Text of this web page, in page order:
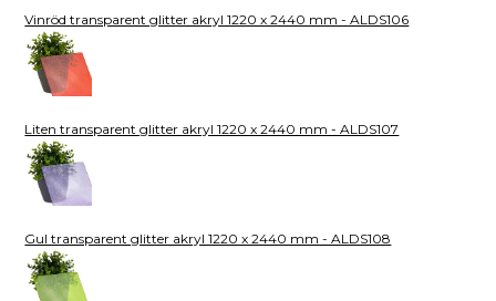
Vinröd transparent glitter akryl 1220 x 2440 mm - ALDS106
Liten transparent glitter akryl 1220 x 2440 mm - ALDS107
Gul transparent glitter akryl 1220 x 2440 mm - ALDS108